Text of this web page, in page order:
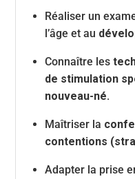
Réaliser un
l’âge et au
Connaître les
de stimulation
nouveau-né.
Maîtriser la
contentions
Adapter la prise